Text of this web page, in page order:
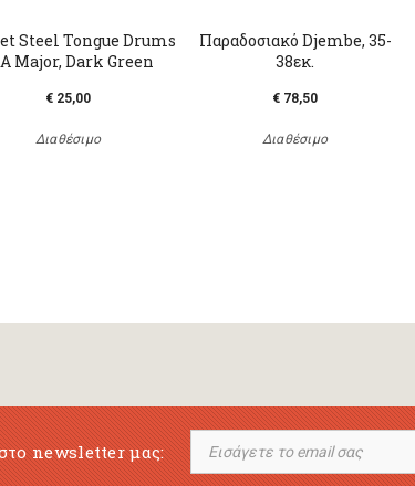
Steel Tongue Drums
Major, Dark Green
€ 25,00
Διαθέσιμο
Παραδοσιακό Djembe, 35-
38εκ.
€ 78,50
Διαθέσιμο
newsletter μας: